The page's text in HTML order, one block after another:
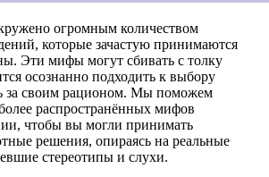
огромным количеством
которые зачастую принимаются
Эти мифы могут сбивать с толку
осознанно подходить к выбору
за своим рационом. Мы поможем
распространённых мифов
чтобы вы могли принимать
решения, опираясь на реальные
стереотипы и слухи.